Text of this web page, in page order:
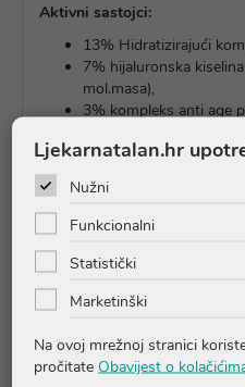
Aktivni sastojci:
13% Hidratizirajući
7% hijaluronska
mol.masa),
3% kompleks anti age
Upute o proizvodu
Pitanja i odgovori
Recenzije
Ljekarnatalan.hr
Nužni
Funkcionalni
Statistički
Marketinški
Na ovoj mrežnoj stranici
pročitate Obavijest o